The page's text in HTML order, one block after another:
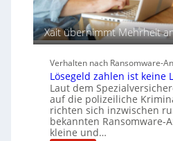
p
u
r
y
a
r
e
i
t
e
n
Xait übernimmt Mehrheit
Verhalten nach Ransomware-
Lösegeld zahlen ist keine
Laut dem
auf die polizeiliche
richten sich inzwischen
bekannten Ransomware-
kleine und…